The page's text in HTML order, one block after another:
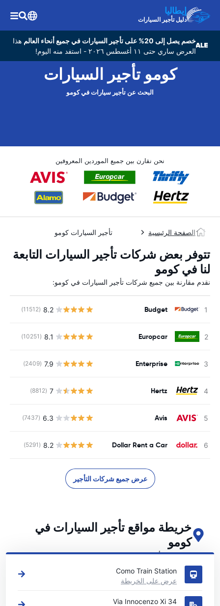
إيطاليا
دليل تأجير السيارات
خصم يصل إلى 20% على تأجير السيارات في جميع أنحاء العالم
هذا
العرض ساري حتى ١١ أغسطس ٢٠٢٦ - استفد منه اليوم!
كومو تأجير السيارات
البحث عن تأجير سيارات في كومو
نحن نقارن بين جميع الموردين المعروفين
الصفحة الرئيسية تأجير السيارات كومو
تتوفر بعض شركات تأجير السيارات التابعة
لنا في كومو
نقدم مقارنة بين جميع شركات تأجير السيارات في كومو:
Budget
8.2
(11512)
Europcar
8.1
(10251)
Enterprise
7.9
(2409)
Hertz
7
(8812)
Avis
6.3
(7437)
Dollar Rent a Car
8.2
(5291)
عرض جميع شركات التأجير
خريطة مواقع تأجير السيارات في
كومو
اطلع على مواقع تأجير السيارات الرئيسية لدينا في كومو
Como Train Station
عرض على الخريطة
Via Innocenzo Xi 34